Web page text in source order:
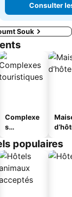
Consulter
Souk
Complexe
s
s
populaires